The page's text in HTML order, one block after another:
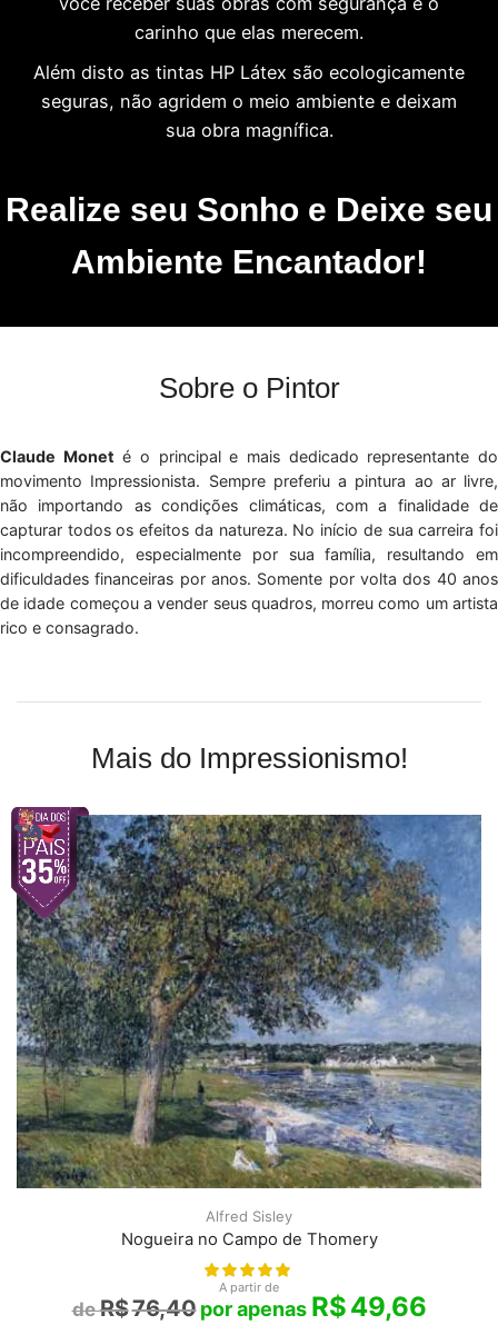
carinho que elas merecem.
Além disto as tintas HP Látex são ecologicamente
seguras, não agridem o meio ambiente e deixam
sua obra magnífica.
Realize seu Sonho e Deixe seu
Ambiente Encantador!
Sobre o Pintor
Claude Monet é o principal e mais dedicado representante do
movimento Impressionista. Sempre preferiu a pintura ao ar livre,
não importando as condições climáticas, com a finalidade de
capturar todos os efeitos da natureza. No início de sua carreira foi
incompreendido, especialmente por sua família, resultando em
dificuldades financeiras por anos. Somente por volta dos 40 anos
de idade começou a vender seus quadros, morreu como um artista
rico e consagrado.
Mais do Impressionismo!
Alfred Sisley
Nogueira no Campo de Thomery
A partir de
R$76,40 R$49,66